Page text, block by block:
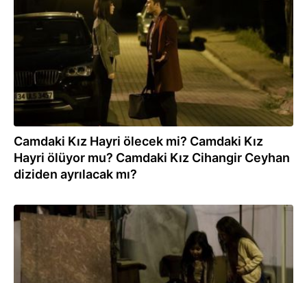
Camdaki Kız Hayri ölecek mi? Camdaki Kız
Hayri ölüyor mu? Camdaki Kız Cihangir Ceyhan
diziden ayrılacak mı?
09.06.2023